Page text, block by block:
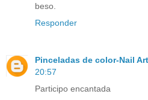
beso.
Responder
Pinceladas de color-Nail Art
20:57
Participo encantada